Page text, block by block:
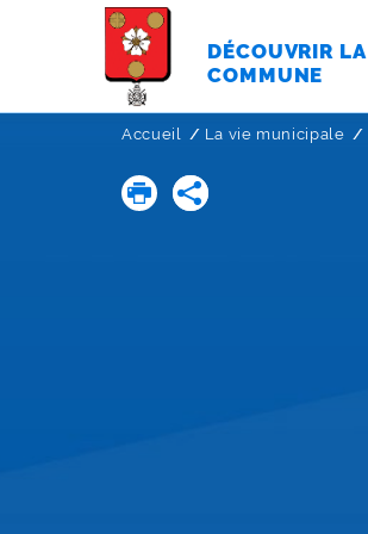
DÉCOUVRIR LA
COMMUNE
Accueil La vie municipale